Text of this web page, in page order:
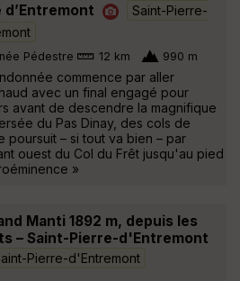
d’Entremont
Saint-Pierre-
Pédestre 12 km 990 m
commence par aller
avec un final engagé pour
avant de descendre la magnifique
du Pas Dinay, des cols de
poursuit – si tout va bien – par
ouest du Col du Frêt jusqu'au pied
»
Manti 1892 m, depuis les
– Saint-Pierre-d'Entremont
Pierre-d'Entremont